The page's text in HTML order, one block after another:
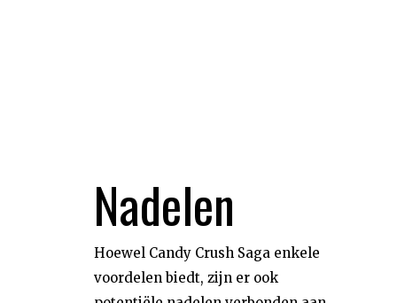
Nadelen
Hoewel Candy Crush Saga enkele
voordelen biedt, zijn er ook